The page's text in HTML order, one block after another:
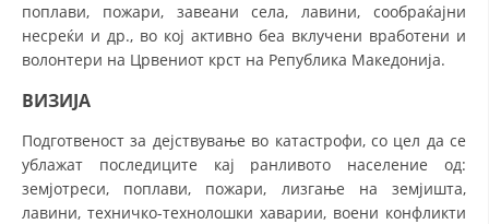
РАКОВОДЕН ОДБОР
СОБРАНИЕ
поплави, пожари, завеани села, лавини, сообраќајни
несреќи и др., во кој активно беа вклучени вработени и
волонтери на Црвениот крст на Република Македонија.
ВИЗИЈА
Подготвеност за дејствување во катастрофи, со цел да се
ублажат последиците кај ранливото население од:
земјотреси, поплави, пожари, лизгање на земјишта,
лавини, техничко-технолошки хаварии, воени конфликти